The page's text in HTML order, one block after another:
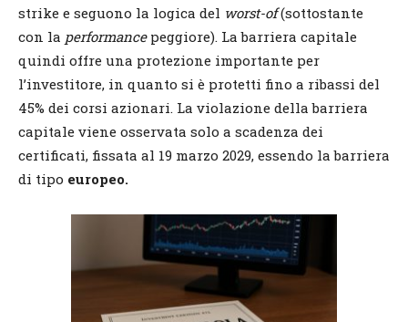
strike e seguono la logica del worst-of(sottostante
con la performance peggiore). La barriera capitale
quindi offre una protezione importante per
l’investitore, in quanto si è protetti fino a ribassi del
45% dei corsi azionari. La violazione della barriera
capitale viene osservata solo a scadenza dei
certificati, fissata al 19 marzo 2029, essendo la barriera
di tipo europeo.